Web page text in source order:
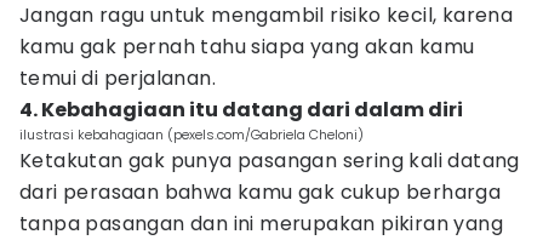
Jangan ragu untuk mengambil risiko kecil, karena
kamu gak pernah tahu siapa yang akan kamu
temui di perjalanan.
4. Kebahagiaan itu datang dari dalam diri
ilustrasi kebahagiaan (pexels.com/Gabriela Cheloni)
Ketakutan gak punya pasangan sering kali datang
dari perasaan bahwa kamu gak cukup berharga
tanpa pasangan dan ini merupakan pikiran yang